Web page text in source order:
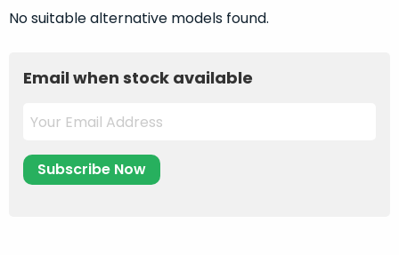
No suitable alternative models found.
Email when stock available
volledige
prijs.
bespaar
je
slim,
waar
beginnen.
heb
nou
precies